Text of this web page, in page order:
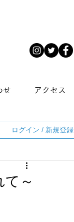
せ アクセス
ログイン / 新規登録
～